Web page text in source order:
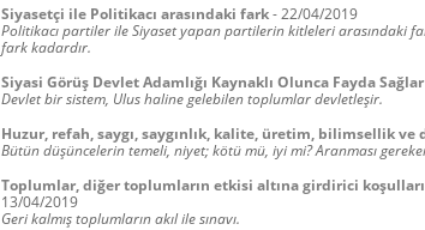
Siyasetçi ile Politikacı arasındaki fark-22/04/2019
Politikacı partiler ile Siyaset yapan partilerin kitleleri arasındaki
fark kadardır.
Siyasi Görüş Devlet Adamlığı Kaynaklı Olunca Fayda Sağlar
Devlet bir sistem, Ulus haline gelebilen toplumlar devletleşir.
Huzur, refah, saygı, saygınlık, kalite, üretim, bilimsellik
Bütün düşüncelerin temeli, niyet; kötü mü, iyi mi? Aranması
Toplumlar, diğer toplumların etkisi altına girdirici
13/04/2019
Geri kalmış toplumların akıl ile sınavı.